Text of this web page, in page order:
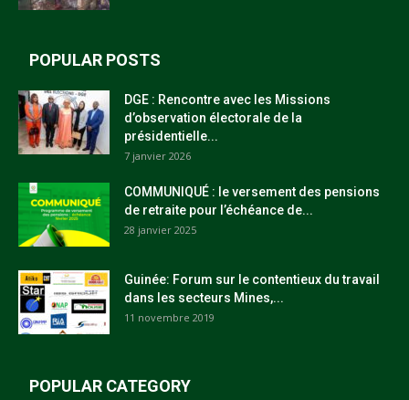
POPULAR POSTS
DGE : Rencontre avec les Missions
d’observation électorale de la
présidentielle...
7 janvier 2026
COMMUNIQUÉ : le versement des pensions
de retraite pour l’échéance de...
28 janvier 2025
Guinée: Forum sur le contentieux du travail
dans les secteurs Mines,...
11 novembre 2019
POPULAR CATEGORY